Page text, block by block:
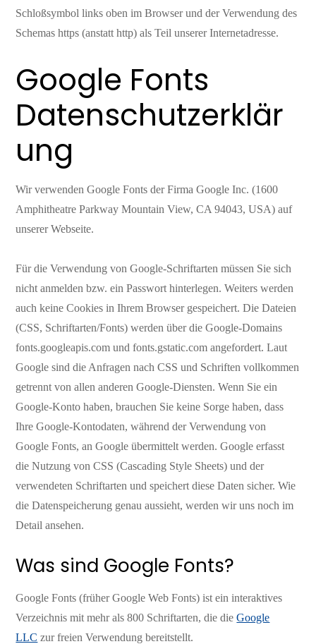
Schloßsymbol links oben im Browser und der Verwendung des
Schemas https (anstatt http) als Teil unserer Internetadresse.
Google Fonts
Datenschutzerklär
ung
Wir verwenden Google Fonts der Firma Google Inc. (1600
Amphitheatre Parkway Mountain View, CA 94043, USA) auf
unserer Webseite.
Für die Verwendung von Google-Schriftarten müssen Sie sich
nicht anmelden bzw. ein Passwort hinterlegen. Weiters werden
auch keine Cookies in Ihrem Browser gespeichert. Die Dateien
(CSS, Schriftarten/Fonts) werden über die Google-Domains
fonts.googleapis.com und fonts.gstatic.com angefordert. Laut
Google sind die Anfragen nach CSS und Schriften vollkommen
getrennt von allen anderen Google-Diensten. Wenn Sie ein
Google-Konto haben, brauchen Sie keine Sorge haben, dass
Ihre Google-Kontodaten, während der Verwendung von
Google Fonts, an Google übermittelt werden. Google erfasst
die Nutzung von CSS (Cascading Style Sheets) und der
verwendeten Schriftarten und speichert diese Daten sicher. Wie
die Datenspeicherung genau aussieht, werden wir uns noch im
Detail ansehen.
Was sind Google Fonts?
Google Fonts (früher Google Web Fonts) ist ein interaktives
Verzeichnis mit mehr als 800 Schriftarten, die dieGoogle
LLC zur freien Verwendung bereitstellt.